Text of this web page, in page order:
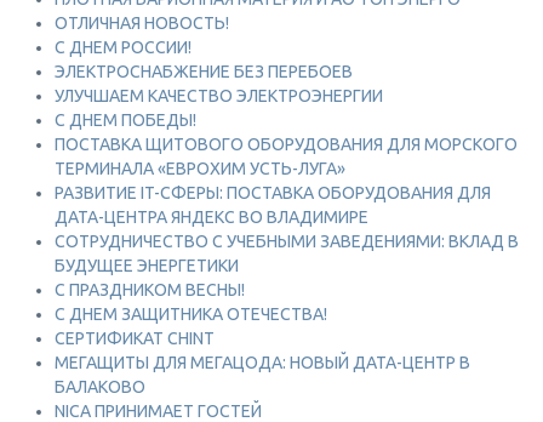
ОТЛИЧНАЯ НОВОСТЬ!
С ДНЕМ РОССИИ!
ЭЛЕКТРОСНАБЖЕНИЕ БЕЗ ПЕРЕБОЕВ
УЛУЧШАЕМ КАЧЕСТВО ЭЛЕКТРОЭНЕРГИИ
С ДНЕМ ПОБЕДЫ!
ПОСТАВКА ЩИТОВОГО ОБОРУДОВАНИЯ ДЛЯ МОРСКОГО
ТЕРМИНАЛА «ЕВРОХИМ УСТЬ-ЛУГА»
РАЗВИТИЕ IT-СФЕРЫ: ПОСТАВКА ОБОРУДОВАНИЯ ДЛЯ
ДАТА-ЦЕНТРА ЯНДЕКС ВО ВЛАДИМИРЕ
СОТРУДНИЧЕСТВО С УЧЕБНЫМИ ЗАВЕДЕНИЯМИ: ВКЛАД В
БУДУЩЕЕ ЭНЕРГЕТИКИ
С ПРАЗДНИКОМ ВЕСНЫ!
С ДНЕМ ЗАЩИТНИКА ОТЕЧЕСТВА!
СЕРТИФИКАТ CHINT
МЕГАЩИТЫ ДЛЯ МЕГАЦОДА: НОВЫЙ ДАТА-ЦЕНТР В
БАЛАКОВО
NICA ПРИНИМАЕТ ГОСТЕЙ